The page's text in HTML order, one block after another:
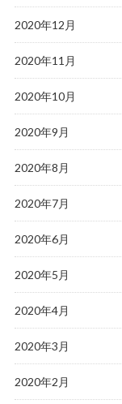
2020年12月
2020年11月
2020年10月
2020年9月
2020年8月
2020年7月
2020年6月
2020年5月
2020年4月
2020年3月
2020年2月